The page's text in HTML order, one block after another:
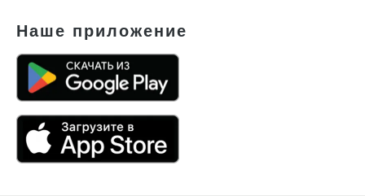
Наше приложение